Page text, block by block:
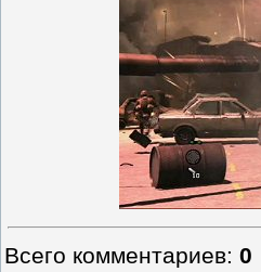
Всего комментариев: 0